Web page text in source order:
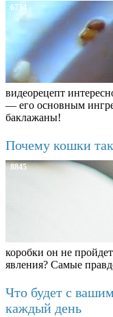
6734
видеорецепт
— его основным
баклажаны!
Почему кошки
8845
коробки он не
явления? Самые
Что будет с
каждый день